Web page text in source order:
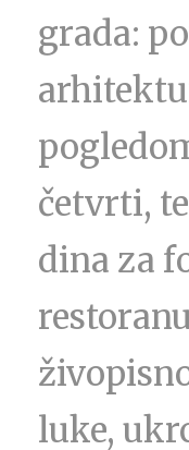
grada:
četvrti,
dina za
luke,